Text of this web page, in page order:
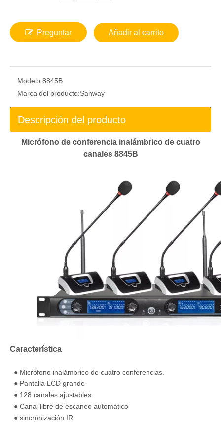
Preguntar Añadir al carrito
Modelo:8845B
Marca del producto:Sanway
Descripción del producto
Micrófono de conferencia inalámbrico de cuatro
canales 8845B
Característica
● Micrófono inalámbrico de cuatro conferencias.
● Pantalla LCD grande
● 128 canales ajustables
● Canal libre de escaneo automático
● sincronización IR